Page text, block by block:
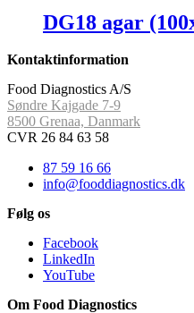
DG18 agar
Kontaktinformation
Food Diagnostics A/S
Søndre Kajgade 7-9
8500 Grenaa, Danmark
CVR 26 84 63 58
87 59 16 66
info@fooddiagnostics.dk
Følg os
Facebook
LinkedIn
YouTube
Om Food Diagnostics